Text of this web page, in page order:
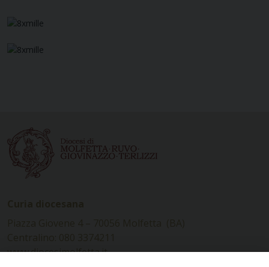
www.diocesimolfetta.it –